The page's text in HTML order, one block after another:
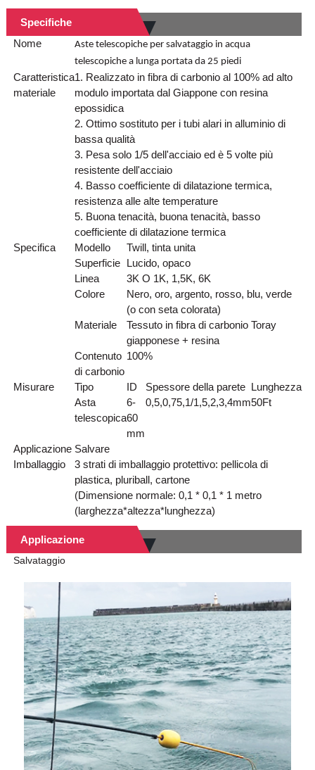
Specifiche
Nome
Aste telescopiche per salvataggio in acqua
telescopiche a lunga portata da 25 piedi
Caratteristica
materiale
1. Realizzato in fibra di carbonio al 100% ad alto
modulo importata dal Giappone con resina
epossidica
2. Ottimo sostituto per i tubi alari in alluminio di
bassa qualità
3. Pesa solo 1/5 dell'acciaio ed è 5 volte più
resistente dell'acciaio
4. Basso coefficiente di dilatazione termica,
resistenza alle alte temperature
5. Buona tenacità, buona tenacità, basso
coefficiente di dilatazione termica
Specifica
Modello
Twill, tinta unita
Superficie Lucido, opaco
Linea
3K O 1K, 1,5K, 6K
Colore
Nero, oro, argento, rosso, blu, verde
(o con seta colorata)
Materiale
Tessuto in fibra di carbonio Toray
giapponese + resina
Contenuto
di carbonio
100%
Misurare Tipo ID Spessore della parete Lunghezza
Asta
telescopica
6-
60
mm
0,5,0,75,1/1,5,2,3,4mm50Ft
Applicazione Salvare
Imballaggio
3 strati di imballaggio protettivo: pellicola di
plastica, pluriball, cartone
(Dimensione normale: 0,1 * 0,1 * 1 metro
(larghezza*altezza*lunghezza)
Applicazione
Salvataggio